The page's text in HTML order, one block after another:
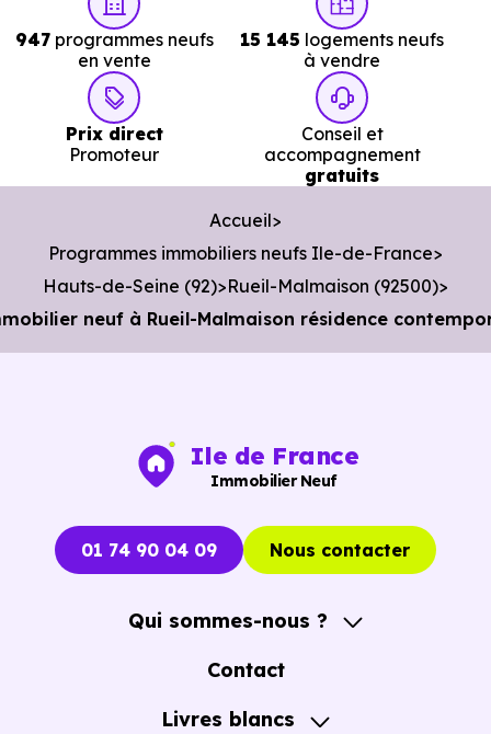
Police :Commissariat de police de Rueil-Malmaison
2 km, soit 4 min en voiture ou à 1.7 km, soit 20 min à
Poste :La Poste Centre à 2 km, soit 4 min en voiture
ou à 1.4 km, soit 16 min à pied.
Bibliothèque :Médiathèque Flora Tristan à 1.9 km, soit
947programmes neufs
en vente
15 145 logements neufs
à vendre
Prix direct
Promoteur
Conseil et
accompagnement
gratuits
Accueil
Programmes immobiliers neufs Ile-de-France
Hauts-de-Seine (92) Rueil-Malmaison (92500)
neuf à Rueil-Malmaison résidence
Ile de France
Immobilier Neuf
01 74 90 04 09 Nous contacter
Qui sommes-nous ?
A propos
Contact
Livres blancs